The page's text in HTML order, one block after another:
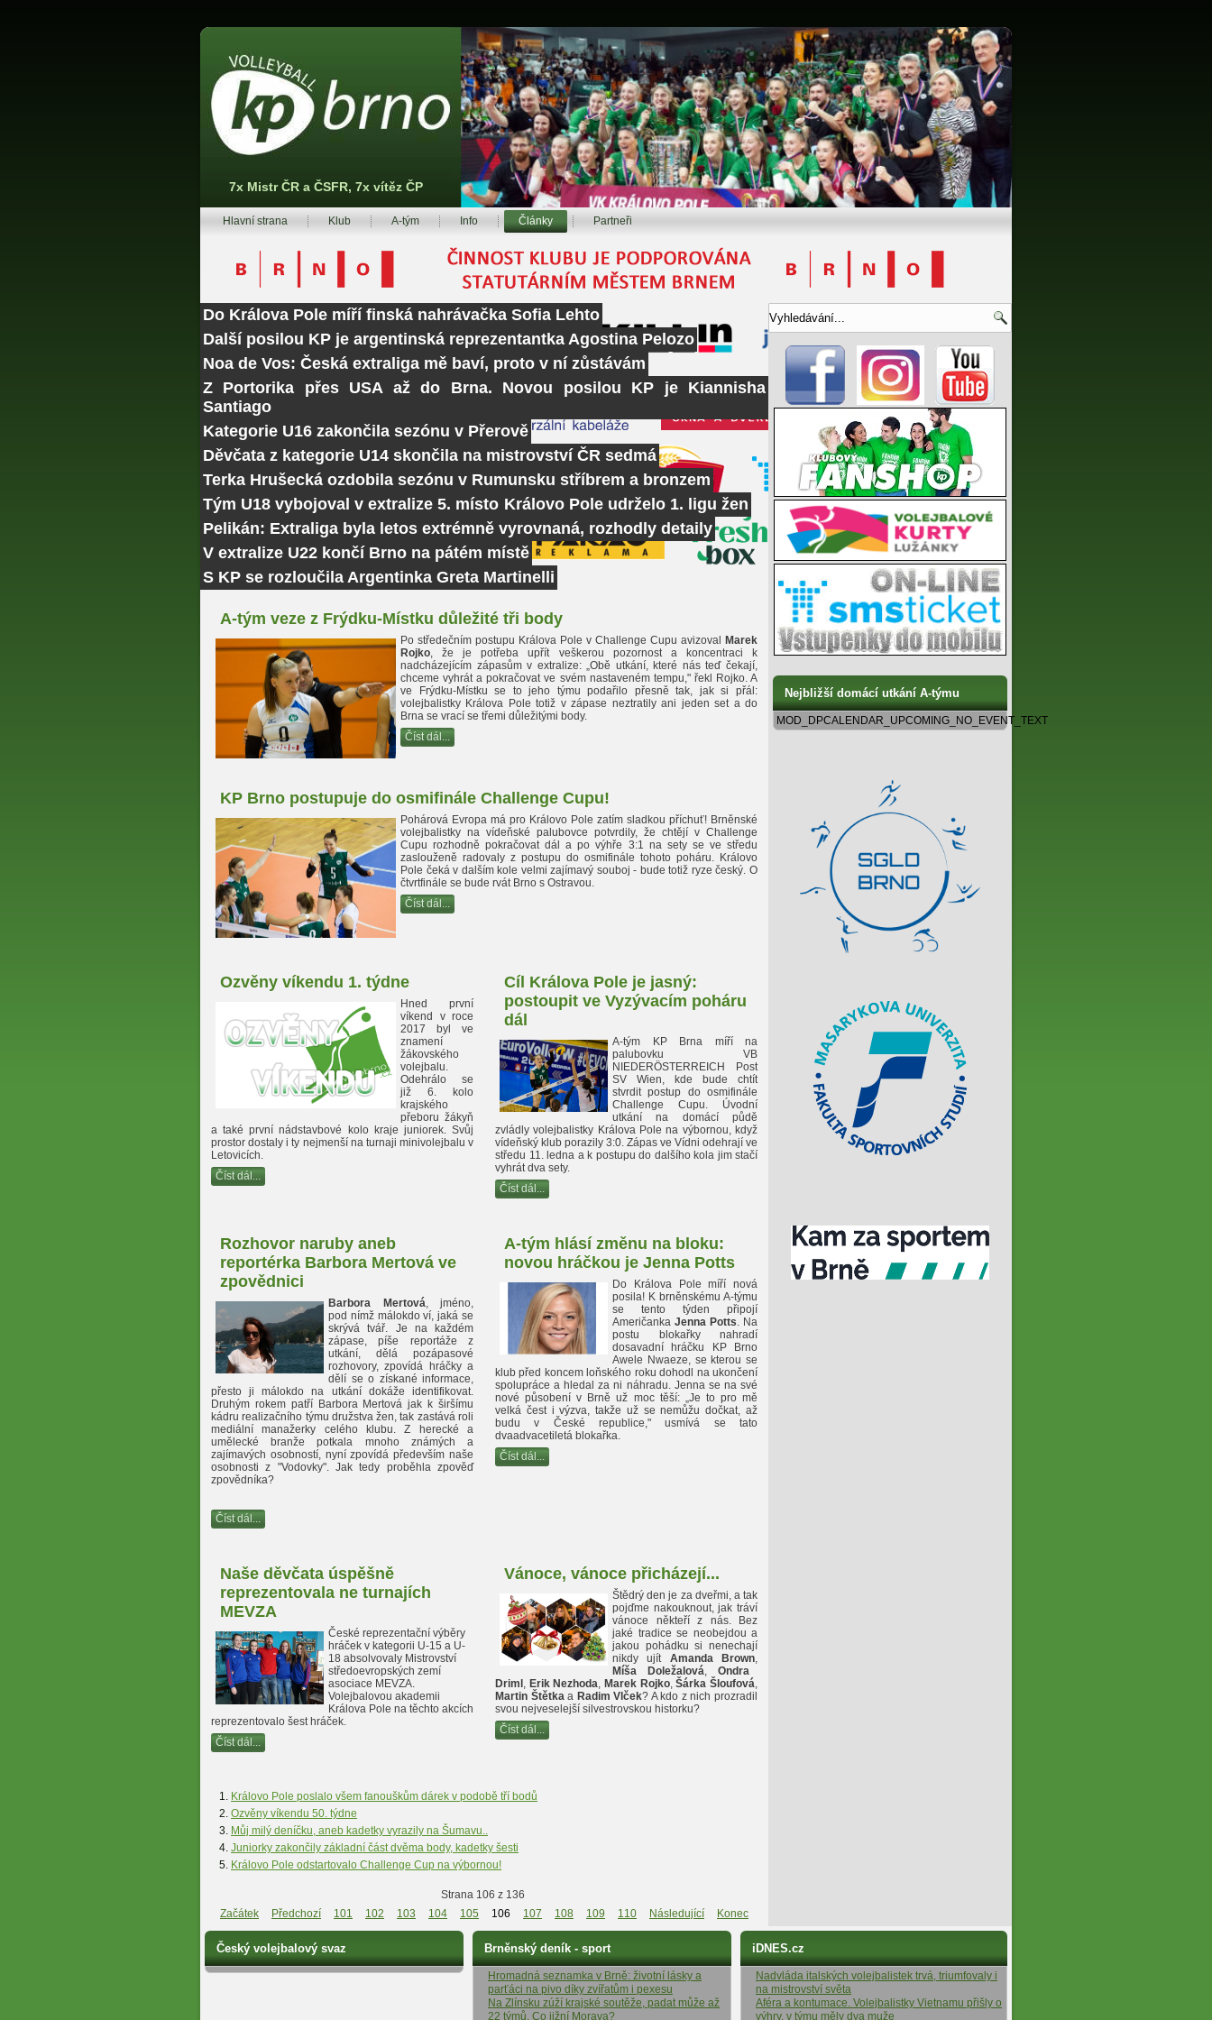
7x Mistr ČR a ČSFR, 7x vítěz ČP
Hlavní strana Klub A-tým Info Články Partneři
Do Králova Pole míří finská nahrávačka Sofia Lehto
Další posilou KP je argentinská reprezentantka Agostina Pelozo
Noa de Vos: Česká extraliga mě baví, proto v ní zůstávám
Z Portorika přes USA až do Brna. Novou posilou KP je Kiannisha
Santiago
Kategorie U16 zakončila sezónu v Přerově
Děvčata z kategorie U14 skončila na mistrovství ČR sedmá
Terka Hrušecká ozdobila sezónu v Rumunsku stříbrem a bronzem
Tým U18 vybojoval v extralize 5. místo Královo Pole udrželo 1. ligu žen
Pelikán: Extraliga byla letos extrémně vyrovnaná, rozhodly detaily
V extralize U22 končí Brno na pátém místě
S KP se rozloučila Argentinka Greta Martinelli
A-tým veze z Frýdku-Místku důležité tři body
Po středečním postupu Králova Pole v Challenge Cupu avizoval
Marek
Rojko, že je potřeba upřít veškerou pozornost a koncentraci k
nadcházejícím zápasům v extralize: „Obě utkání, které nás teď čekají,
chceme vyhrát a pokračovat ve svém nastaveném tempu," řekl Rojko. A
ve Frýdku-Místku se to jeho týmu podařilo přesně tak, jak si přál:
volejbalistky Králova Pole totiž v zápase neztratily ani jeden set a do
Brna se vrací se třemi důležitými body.
Číst dál...
KP Brno postupuje do osmifinále Challenge Cupu!
Pohárová Evropa má pro Královo Pole zatím sladkou příchuť! Brněnské
volejbalistky na vídeňské palubovce potvrdily, že chtějí v Challenge
Cupu rozhodně pokračovat dál a po výhře 3:1 na sety se ve středu
zaslouženě radovaly z postupu do osmifinále tohoto poháru. Královo
Pole čeká v dalším kole velmi zajímavý souboj - bude totiž ryze český. O
čtvrtfinále se bude rvát Brno s Ostravou.
Číst dál...
Ozvěny víkendu 1. týdne
Hned první
víkend v roce
2017 byl ve
znamení
žákovského
volejbalu.
Odehrálo se
již 6. kolo
krajského
přeboru žákyň
a také první nádstavbové kolo kraje juniorek. Svůj
prostor dostaly i ty nejmenší na turnaji minivolejbalu v
Letovicích.
Číst dál...
Cíl Králova Pole je jasný:
postoupit ve Vyzývacím poháru
dál
A-tým KP Brna míří na
palubovku VB
NIEDERÖSTERREICH Post
SV Wien, kde bude chtít
stvrdit postup do osmifinále
Challenge Cupu. Úvodní
utkání na domácí půdě
zvládly volejbalistky Králova Pole na výbornou, když
vídeňský klub porazily 3:0. Zápas ve Vídni odehrají ve
středu 11. ledna a k postupu do dalšího kola jim stačí
vyhrát dva sety.
Číst dál...
Rozhovor naruby aneb
reportérka Barbora Mertová ve
zpovědnici
Barbora Mertová, jméno,
pod nímž málokdo ví, jaká se
skrývá tvář. Je na každém
zápase, píše reportáže z
utkání, dělá pozápasové
rozhovory, zpovídá hráčky a
dělí se o získané informace,
přesto ji málokdo na utkání dokáže identifikovat.
Druhým rokem patří Barbora Mertová jak k širšímu
kádru realizačního týmu družstva žen, tak zastává roli
mediální manažerky celého klubu. Z herecké a
umělecké branže potkala mnoho známých a
zajímavých osobností, nyní zpovídá především naše
osobnosti z "Vodovky". Jak tedy proběhla zpověď
zpovědníka?
Číst dál...
A-tým hlásí změnu na bloku:
novou hráčkou je Jenna Potts
Do Králova Pole míří nová
posila! K brněnskému A-týmu
se tento týden připojí
Američanka Jenna Potts. Na
postu blokařky nahradí
dosavadní hráčku KP Brno
Awele Nwaeze, se kterou se
klub před koncem loňského roku dohodl na ukončení
spolupráce a hledal za ni náhradu. Jenna se na své
nové působení v Brně už moc těší: „Je to pro mě
velká čest i výzva, takže už se nemůžu dočkat, až
budu v České republice," usmívá se tato
dvaadvacetiletá blokařka.
Číst dál...
Naše děvčata úspěšně
reprezentovala ne turnajích
MEVZA
České reprezentační výběry
hráček v kategorii U-15 a U-
18 absolvovaly Mistrovství
středoevropských zemí
asociace MEVZA.
Volejbalovou akademii
Králova Pole na těchto akcích
reprezentovalo šest hráček.
Číst dál...
Vánoce, vánoce přicházejí...
Štědrý den je za dveřmi, a tak
pojďme nakouknout, jak tráví
vánoce někteří z nás. Bez
jaké tradice se neobejdou a
jakou pohádku si nenechají
nikdy ujít Amanda Brown,
Míša Doležalová, Ondra
Driml , Erik Nezhoda, Marek Rojko,Šárka Šloufová,
Martin Štětka a Radim Vlček? A kdo z nich prozradil
svou nejveselejší silvestrovskou historku?
Číst dál...
Královo Pole poslalo všem fanouškům dárek v podobě tří bodů
Ozvěny víkendu 50. týdne
Můj milý deníčku, aneb kadetky vyrazily na Šumavu..
Juniorky zakončily základní část dvěma body, kadetky šesti
Královo Pole odstartovalo Challenge Cup na výbornou!
Strana 106 z 136
Začátek
Předchozí 101 102 103 104 105 106 107 108 109 110 Následující Konec
Nejbližší domácí utkání A-týmu
MOD_DPCALENDAR_UPCOMING_NO_EVENT_TEXT
Český volejbalový svaz Brněnský deník - sport
Hromadná seznamka v Brně: životní lásky a
parťáci na pivo díky zvířatům i pexesu
Na Zlínsku zúží krajské soutěže, padat může až
22 týmů. Co jižní Morava?
iDNES.cz
Nadvláda italských volejbalistek trvá, triumfovaly i
na mistrovství světa
Aféra a kontumace. Volejbalistky Vietnamu přišly o
výhry, v týmu měly dva muže